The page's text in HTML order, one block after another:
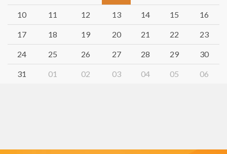
10 11 12 13 14 15 16
17 18 19 20 21 22 23
24 25 26 27 28 29 30
31 01 02 03 04 05 06